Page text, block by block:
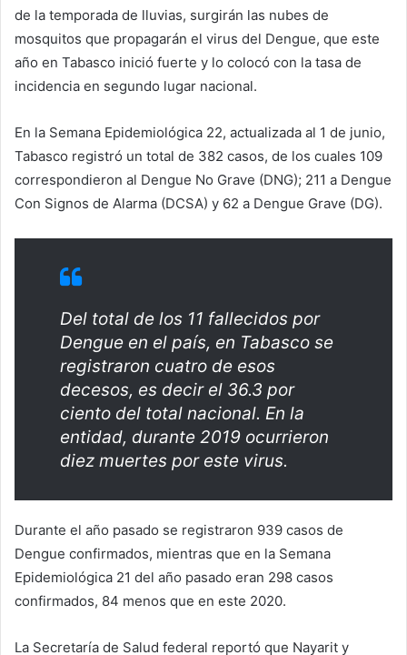
de la temporada de lluvias, surgirán las nubes de
mosquitos que propagarán el virus del Dengue, que este
año en Tabasco inició fuerte y lo colocó con la tasa de
incidencia en segundo lugar nacional.
En la Semana Epidemiológica 22, actualizada al 1 de junio,
Tabasco registró un total de 382 casos, de los cuales 109
correspondieron al Dengue No Grave (DNG); 211 a Dengue
Con Signos de Alarma (DCSA) y 62 a Dengue Grave (DG).
Del total de los 11 fallecidos por
Dengue en el país, en Tabasco se
registraron cuatro de esos
decesos, es decir el 36.3 por
ciento del total nacional. En la
entidad, durante 2019 ocurrieron
diez muertes por este virus.
Durante el año pasado se registraron 939 casos de
Dengue confirmados, mientras que en la Semana
Epidemiológica 21 del año pasado eran 298 casos
confirmados, 84 menos que en este 2020.
La Secretaría de Salud federal reportó que Nayarit y